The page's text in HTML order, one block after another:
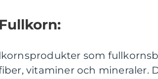
som
vitaminer och mineraler.